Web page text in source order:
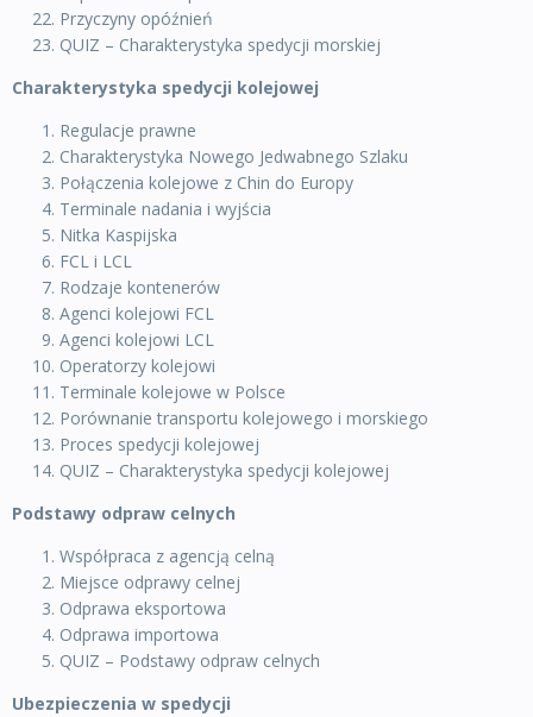
Przyczyny opóźnień
QUIZ – Charakterystyka spedycji morskiej
Charakterystyka spedycji kolejowej
Regulacje prawne
Charakterystyka Nowego Jedwabnego Szlaku
Połączenia kolejowe z Chin do Europy
Terminale nadania i wyjścia
Nitka Kaspijska
FCL i LCL
Rodzaje kontenerów
Agenci kolejowi FCL
Agenci kolejowi LCL
Operatorzy kolejowi
Terminale kolejowe w Polsce
Porównanie transportu kolejowego i morskiego
Proces spedycji kolejowej
QUIZ – Charakterystyka spedycji kolejowej
Podstawy odpraw celnych
Współpraca z agencją celną
Miejsce odprawy celnej
Odprawa eksportowa
Odprawa importowa
QUIZ – Podstawy odpraw celnych
Ubezpieczenia w spedycji